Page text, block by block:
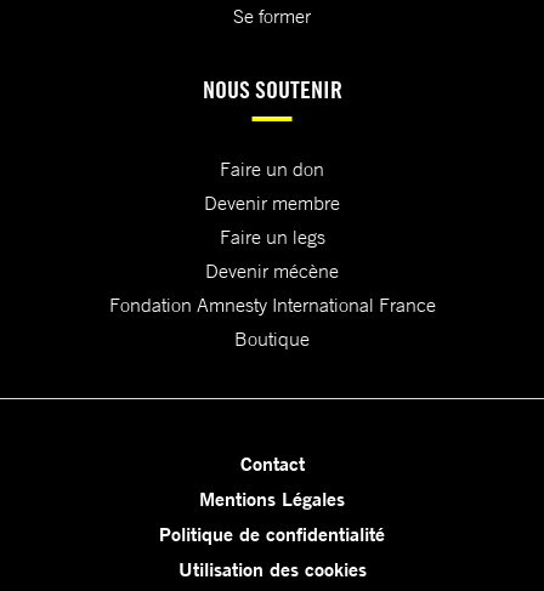
Se former
NOUS SOUTENIR
Faire un don
Devenir membre
Faire un legs
Devenir mécène
Fondation Amnesty International France
Boutique
Contact
Mentions Légales
Politique de confidentialité
Utilisation des cookies